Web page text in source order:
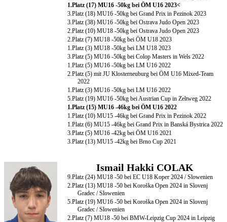
1.Platz (17) MU16 -50kg bei ÖM U16 2023<
3.Platz (18) MU16 -50kg bei Grand Prix in Pezinok 2023
3.Platz (38) MU16 -50kg bei Ostrava Judo Open 2023
2.Platz (10) MU18 -50kg bei Ostrava Judo Open 2023
2.Platz (7) MU18 -50kg bei ÖM U18 2023
1.Platz (3) MU18 -50kg bei LM U18 2023
3.Platz (5) MU16 -50kg bei Colop Masters in Wels 2022
1.Platz (5) MU16 -50kg bei LM U16 2022
2.Platz (5) mit JU Klosterneuburg bei ÖM U16 Mixed-Team
2022
1.Platz (3) MU16 -50kg bei LM U16 2022
5.Platz (19) MU16 -50kg bei Austrian Cup in Zeltweg 2022
1.Platz (15) MU16 -46kg bei ÖM U16 2022
1.Platz (10) MU15 -46kg bei Grand Prix in Pezinok 2022
1.Platz (6) MU15 -46kg bei Grand Prix in Banská Bystrica 2022
3.Platz (5) MU16 -42kg bei ÖM U16 2021
3.Platz (13) MU15 -42kg bei Brno Cup 2021
Ismail Hakki COLAK
9.Platz (24) MU18 -50 bei EC U18 Koper 2024 / Slowenien
2.Platz (13) MU18 -50 bei Koroška Open 2024 in Slovenj
Gradec / Slowenien
5.Platz (19) MU16 -50 bei Koroška Open 2024 in Slovenj
Gradec / Slowenien
2.Platz (7) MU18 -50 bei BMW-Leipzig Cup 2024 in Leipzig